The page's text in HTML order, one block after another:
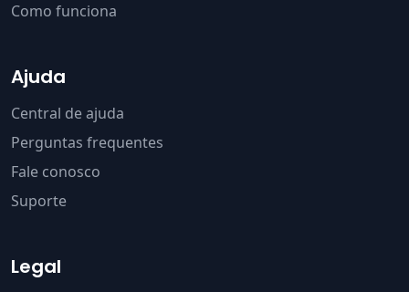
Como funciona
Ajuda
Central de ajuda
Perguntas frequentes
Fale conosco
Suporte
Legal